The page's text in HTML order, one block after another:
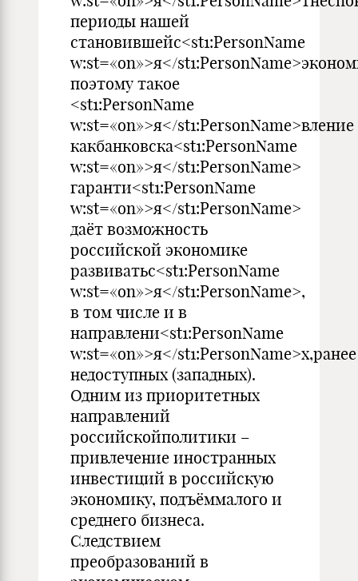
периоды нашей
становившейс<st1:PersonName
w:st=«on»>я</
поэтому такое
<st1:PersonName
w:st=«on»>я</st1:PersonName>вление
какбанковска<st1:PersonName
w:st=«on»>я</st1:PersonName>
гаранти<st1:PersonName
w:st=«on»>я</st1:PersonName>
даёт возможность
российской экономике
развиватьс<st1:PersonName
w:st=«on»>я</st1:PersonName>,
в том числе и в
направлени<st1:PersonName
w:st=«on»>я</st1:PersonName>х,ранее
недоступных (западных).
Одним из приоритетных
направлений
российскойполитики –
привлечение иностранных
инвестиций в российскую
экономику, подъёммалого и
среднего бизнеса.
Следствием
преобразований в